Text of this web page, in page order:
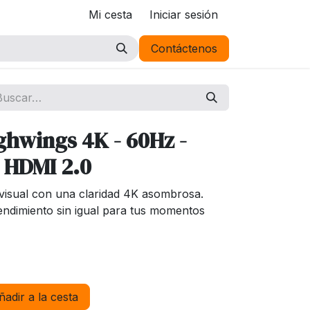
Mi cesta Iniciar sesión
Contáctenos
4K - 60Hz -
2.0
con una claridad 4K asombrosa.
sin igual para tus momentos
a la cesta